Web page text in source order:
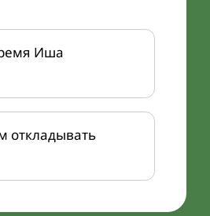
Иша
откладывать